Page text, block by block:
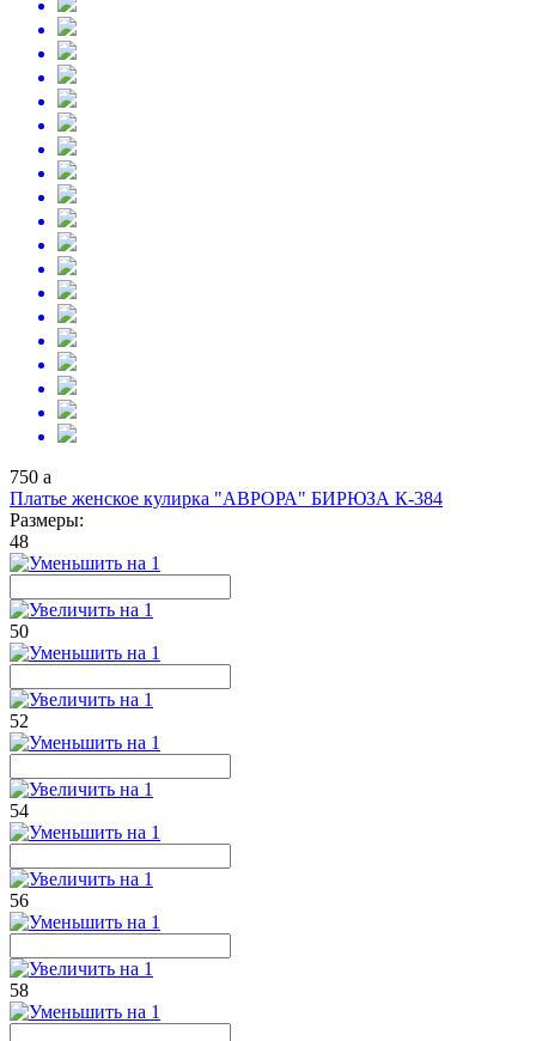
750 a
Платье женское кулирка "АВРОРА" БИРЮЗА К-384
Размеры:
48
50
52
54
56
58